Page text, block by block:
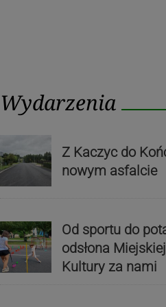
Wydarzenia
Z Kaczyc do
nowym asfalcie
Od sportu do
odsłona
Kultury za nami